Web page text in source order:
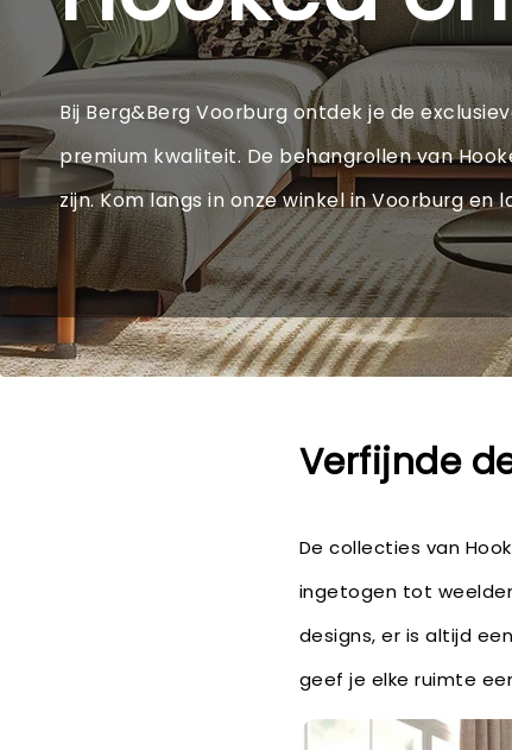
Bij Berg&Berg Voorburg ontdek je de
premium kwaliteit. De behangrollen van
zijn. Kom langs in onze winkel in Voorburg
Verfijnde
De collecties van
ingetogen tot
designs, er is altijd
geef je elke ruimte